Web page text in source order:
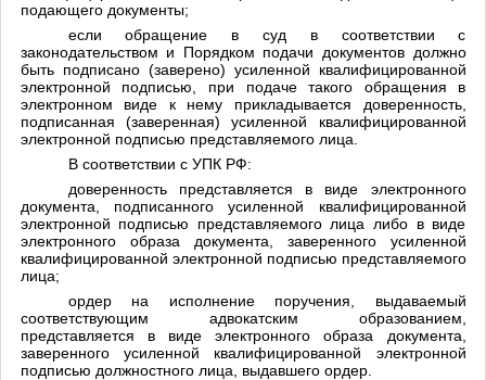
подающего документы;
если обращение в суд в соответствии с
законодательством и Порядком подачи документов должно
быть подписано (заверено) усиленной квалифицированной
электронной подписью, при подаче такого обращения в
электронном виде к нему прикладывается доверенность,
подписанная (заверенная) усиленной квалифицированной
электронной подписью представляемого лица.
В соответствии с УПК РФ:
доверенность представляется в виде электронного
документа, подписанного усиленной квалифицированной
электронной подписью представляемого лица либо в виде
электронного образа документа, заверенного усиленной
квалифицированной электронной подписью представляемого
лица;
ордер на исполнение поручения, выдаваемый
соответствующим адвокатским образованием,
представляется в виде электронного образа документа,
заверенного усиленной квалифицированной электронной
подписью должностного лица, выдавшего ордер.